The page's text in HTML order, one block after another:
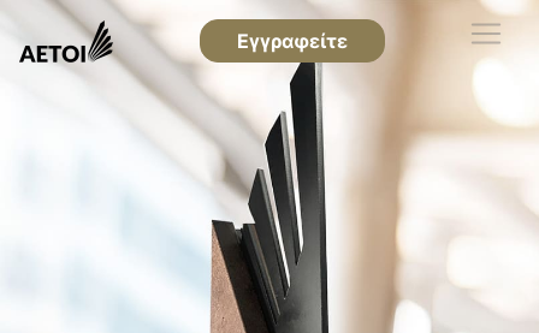
Εγγραφείτε